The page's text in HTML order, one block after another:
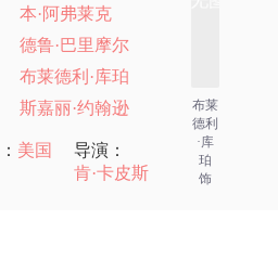
本·阿弗莱克
德鲁·巴里摩尔
布莱德利·库珀
斯嘉丽·约翰逊
美国
导演：
肯·卡皮斯
布莱
德利
·库
珀
饰